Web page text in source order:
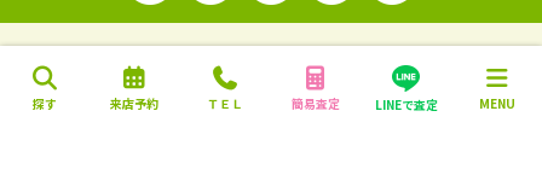
探す 来店予約 ＴＥＬ 簡易査定 LINEで査定 MENU